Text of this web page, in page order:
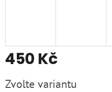
450 Kč
cena:
Zvolte variantu